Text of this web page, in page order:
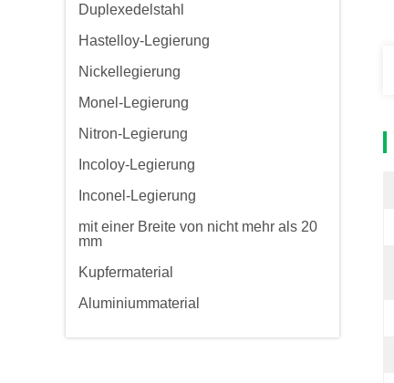
Duplexedelstahl
Hastelloy-Legierung
Nickellegierung
Monel-Legierung
Nitron-Legierung
Incoloy-Legierung
Inconel-Legierung
mit einer Breite von nicht mehr als 20
mm
Kupfermaterial
Aluminiummaterial